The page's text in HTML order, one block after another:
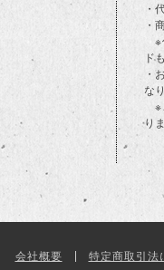
・
・
※
ド
・
な
※
り
会社概要 特定商取引法